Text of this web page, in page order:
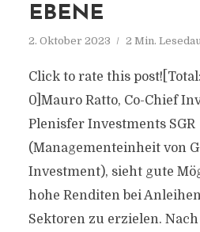
EBENE
2. Oktober 2023 2 Min.
Click to rate this
0]Mauro Ratto, Co-Chief
Plenisfer Investments SGR
(Managementeinheit von
Investment), sieht gute
hohe Renditen bei
Sektoren zu erzielen.